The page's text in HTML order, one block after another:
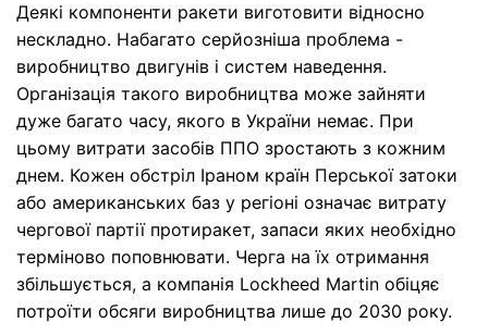
Деякі компоненти ракети виготовити відносно
нескладно. Набагато серйозніша проблема -
виробництво двигунів і систем наведення.
Організація такого виробництва може зайняти
дуже багато часу, якого в України немає. При
цьому витрати засобів ППО зростають з кожним
днем. Кожен обстріл Іраном країн Перської затоки
або американських баз у регіоні означає витрату
чергової партії протиракет, запаси яких необхідно
терміново поповнювати. Черга на їх отримання
збільшується, а компанія Lockheed Martin обіцяє
потроїти обсяги виробництва лише до 2030 року.